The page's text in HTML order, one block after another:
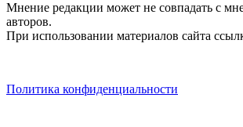
Мнение редакции может не совпадать с
авторов.
При использовании материалов сайта
Политика конфиденциальности